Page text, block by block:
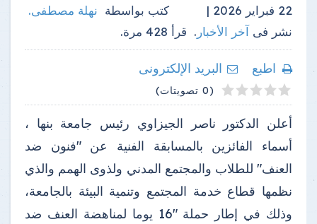
22 فبراير 2026 | كتب بواسطة نهلة مصطفى.
نشر فى آخر الأخبار . قرأ 428 مرة.
اطبع
البريد الإلكترونى
1
2
3
4
5 (0 تصويتات)
أعلن الدكتور ناصر الجيزاوي رئيس جامعة بنها ،
أسماء الفائزين بالمسابقة الفنية عن "فنون ضد
العنف" للطلاب والمجتمع المدني ولذوى الهمم والذي
نظمها قطاع خدمة المجتمع وتنمية البيئة بالجامعة،
وذلك في إطار حملة "16 يوما لمناهضة العنف ضد